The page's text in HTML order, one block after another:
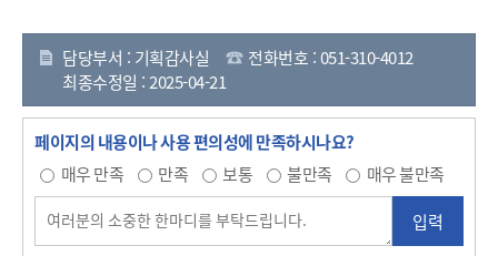
담당부서 : 기획감사실
전화번호 : 051-310-4012
최종수정일 : 2025-04-21
페이지의 내용이나 사용 편의성에 만족하시나요?
매우 만족
만족 보통 불만족 매우 불만족